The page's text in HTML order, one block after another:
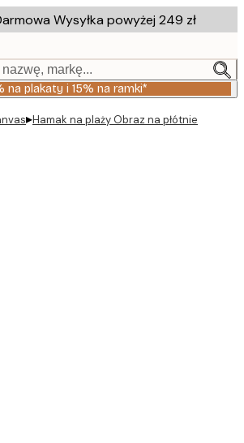
Wysyłka powyżej 249 zł
markę...
na plakaty i 15% na ramki*
▸Hamak na plaży Obraz na płótnie